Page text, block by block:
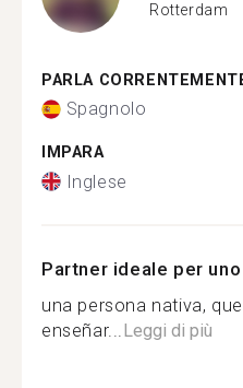
Rotterdam
PARLA
Spagnolo
IMPARA
Inglese
Partner ideale per
una persona nativa,
enseñar... Leggi di più